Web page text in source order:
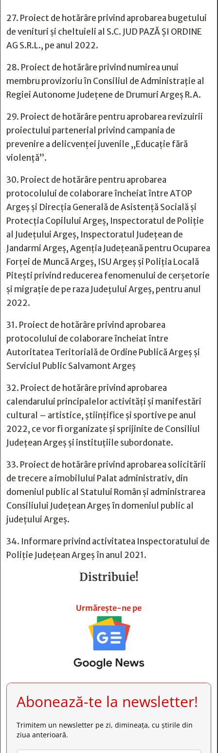
27. Proiect de hotărâre privind aprobarea bugetului
de venituri și cheltuieli al S.C. JUD PAZĂ ȘI ORDINE
AG S.R.L., pe anul 2022.
28. Proiect de hotărâre privind numirea unui
membru provizoriu în Consiliul de Administrație al
Regiei Autonome Județene de Drumuri Argeș R.A.
29. Proiect de hotărâre pentru aprobarea revizuirii
proiectului partenerial privind campania de
prevenire a delicvenței juvenile „Educație fără
violență”.
30. Proiect de hotărâre pentru aprobarea
protocolului de colaborare încheiat între ATOP
Argeş şi Direcţia Generală de Asistenţă Socială şi
Protecţia Copilului Argeş, Inspectoratul de Poliţie
al Judeţului Argeş, Inspectoratul Judeţean de
Jandarmi Argeş, Agenţia Judeţeană pentru Ocuparea
Forţei de Muncă Argeş, ISU Argeş şi Poliţia Locală
Piteşti privind reducerea fenomenului de cerşetorie
şi migraţie de pe raza Judeţului Argeş, pentru anul
2022.
31. Proiect de hotărâre privind aprobarea
protocolului de colaborare încheiat între
Autoritatea Teritorială de Ordine Publică Argeş şi
Serviciul Public Salvamont Argeș
32. Proiect de hotărâre privind aprobarea
calendarului principalelor activități și manifestări
cultural – artistice, științifice și sportive pe anul
2022, ce vor fi organizate și sprijinite de Consiliul
Județean Argeș și instituțiile subordonate.
33. Proiect de hotărâre privind aprobarea solicitării
de trecere a imobilului Palat administrativ, din
domeniul public al Statului Român și administrarea
Consiliului Județean Argeș în domeniul public al
județului Argeș.
34. Informare privind activitatea Inspectoratului de
Poliție Județean Argeș în anul 2021.
Distribuie!
Urmărește-ne pe
Abonează-te la newsletter!
Trimitem un newsletter pe zi, dimineața, cu știrile din
ziua anterioară.